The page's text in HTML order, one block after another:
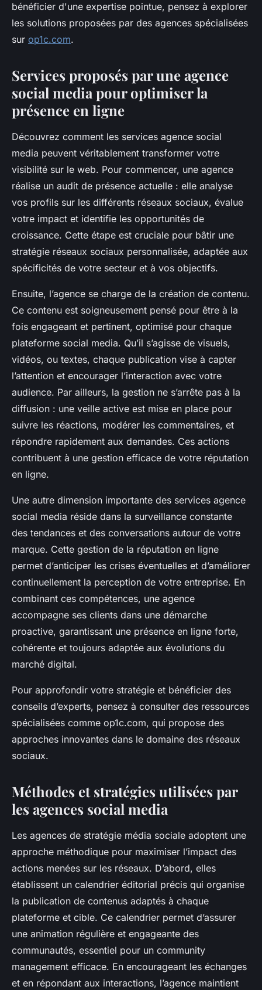
bénéficier d'une expertise pointue, pensez à explorer
les solutions proposées par des agences spécialisées
sur op1c.com.
Services proposés par une agence
social media pour optimiser la
présence en ligne
Découvrez comment les services agence social
media peuvent véritablement transformer votre
visibilité sur le web. Pour commencer, une agence
réalise un audit de présence actuelle : elle analyse
vos profils sur les différents réseaux sociaux, évalue
votre impact et identifie les opportunités de
croissance. Cette étape est cruciale pour bâtir une
stratégie réseaux sociaux personnalisée, adaptée aux
spécificités de votre secteur et à vos objectifs.
Ensuite, l’agence se charge de la création de contenu.
Ce contenu est soigneusement pensé pour être à la
fois engageant et pertinent, optimisé pour chaque
plateforme social media. Qu’il s’agisse de visuels,
vidéos, ou textes, chaque publication vise à capter
l’attention et encourager l’interaction avec votre
audience. Par ailleurs, la gestion ne s’arrête pas à la
diffusion : une veille active est mise en place pour
suivre les réactions, modérer les commentaires, et
répondre rapidement aux demandes. Ces actions
contribuent à une gestion efficace de votre réputation
en ligne.
Une autre dimension importante des services agence
social media réside dans la surveillance constante
des tendances et des conversations autour de votre
marque. Cette gestion de la réputation en ligne
permet d’anticiper les crises éventuelles et d’améliorer
continuellement la perception de votre entreprise. En
combinant ces compétences, une agence
accompagne ses clients dans une démarche
proactive, garantissant une présence en ligne forte,
cohérente et toujours adaptée aux évolutions du
marché digital.
Pour approfondir votre stratégie et bénéficier des
conseils d’experts, pensez à consulter des ressources
spécialisées comme op1c.com, qui propose des
approches innovantes dans le domaine des réseaux
sociaux.
Méthodes et stratégies utilisées par
les agences social media
Les agences de stratégie média sociale adoptent une
approche méthodique pour maximiser l’impact des
actions menées sur les réseaux. D’abord, elles
établissent un calendrier éditorial précis qui organise
la publication de contenus adaptés à chaque
plateforme et cible. Ce calendrier permet d’assurer
une animation régulière et engageante des
communautés, essentiel pour un community
management efficace. En encourageant les échanges
et en répondant aux interactions, l’agence maintient